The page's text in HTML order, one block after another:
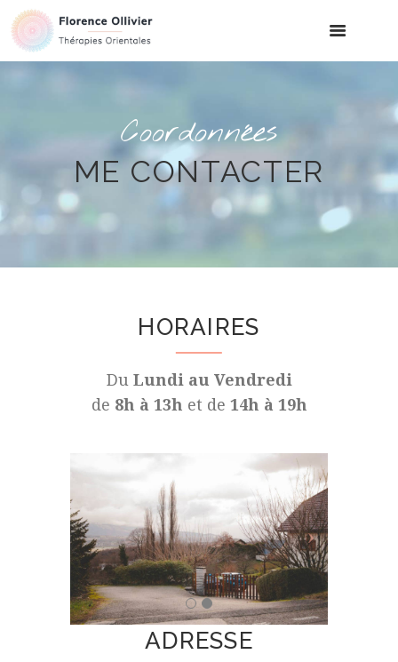
Coordonnées
ME CONTACTER
HORAIRES
Du Lundi au Vendredi
de 8h à 13h et de 14h à 19h
ADRESSE